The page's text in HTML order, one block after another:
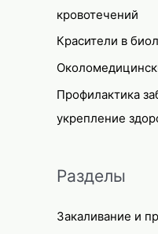
кровотечений
Красители в
Профилактика
укрепление
Разделы
Закаливание и